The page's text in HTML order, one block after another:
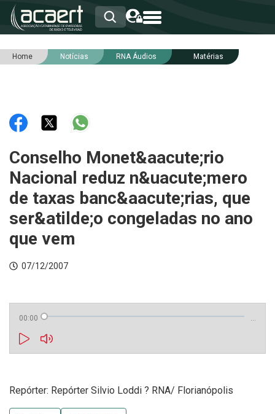
HOME
RNA
NOTÍCIAS
SERVIÇOS
INTEGRIDADE
Home Notícias RNA Áudios Matérias
Conselho Monet&aacute;rio
Nacional reduz n&uacute;mero
de taxas banc&aacute;rias, que
ser&atilde;o congeladas no ano
que vem
07/12/2007
00:00 …
Repórter: Repórter Silvio Loddi ? RNA/ Florianópolis